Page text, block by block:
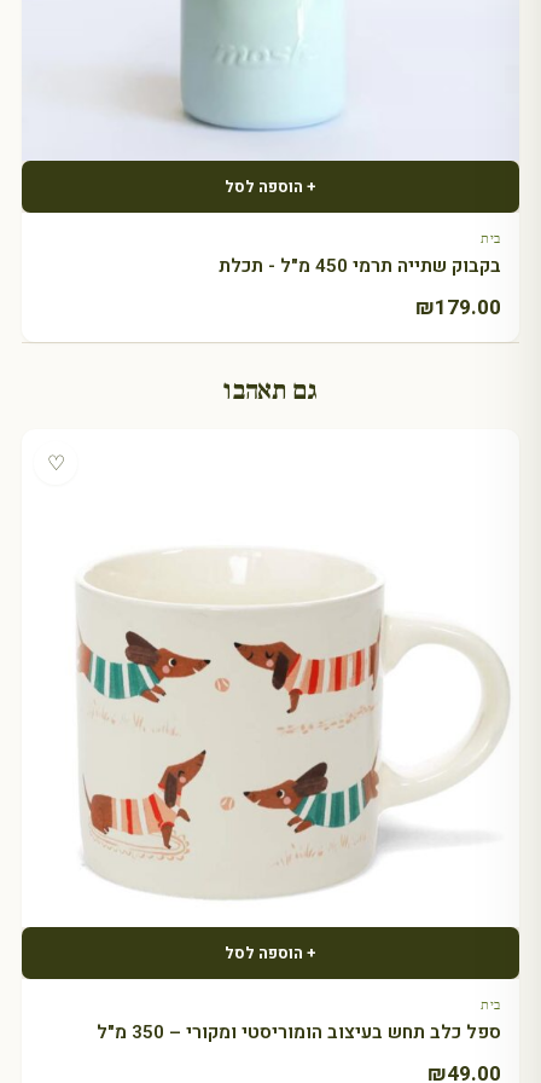
+ הוספה לסל
בית
בקבוק שתייה תרמי 450 מ"ל - תכלת
₪179.00
גם תאהבו
♡
+ הוספה לסל
בית
ספל כלב תחש בעיצוב הומוריסטי ומקורי – 350 מ"ל
₪49.00